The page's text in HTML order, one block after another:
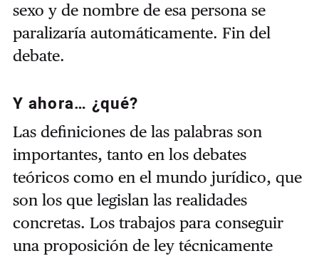
sexo y de nombre de esa persona se
paralizaría automáticamente. Fin del
debate.
Y ahora… ¿qué?
Las definiciones de las palabras son
importantes, tanto en los debates
teóricos como en el mundo jurídico, que
son los que legislan las realidades
concretas. Los trabajos para conseguir
una proposición de ley técnicamente